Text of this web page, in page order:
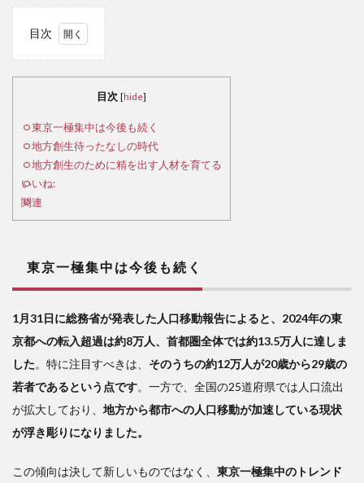
目次
中は
今後
も続
2
地
った
なし
代
地
方創
生の
ため
に精
す人
目次 [hide]
東京一極集中は今後も続く
地方創生待ったなしの時代
地方創生のために精を出す人材を育てる
いいね:
関連
東京一極集中は今後も続く
1月31日に総務省が発表した人口移動報告によると、2024年の東
京都への転入超過は約8万人、首都圏全体では約13.5万人に達しま
した。特に注目すべきは、 そのうちの約12万人が20歳から29歳の
若者であるという点です。一方で、全国の25道府県では人口流出
が拡大しており、 地方から都市への人口移動が加速している現状
が浮き彫りになりました。
この傾向は決して新しいものではなく、 東京一極集中のトレンド